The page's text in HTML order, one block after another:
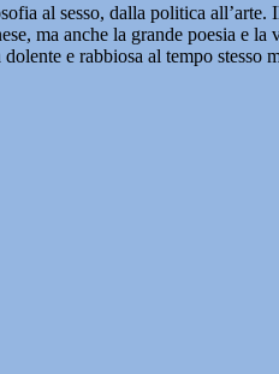
al sesso, dalla politica all’arte.
ma anche la grande poesia e
e rabbiosa al tempo stesso